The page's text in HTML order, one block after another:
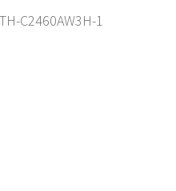
C2460AW3H-1